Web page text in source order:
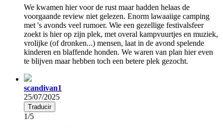
We kwamen hier voor de rust maar hadden helaas de
voorgaande review niet gelezen. Enorm lawaaiige camping
met 's avonds veel rumoer. Wie een gezellige festivalsfeer
zoekt is hier op zijn plek, met overal kampvuurtjes en muziek,
vrolijke (of dronken...) mensen, laat in de avond spelende
kinderen en blaffende honden. We waren van plan hier even
te blijven maar hebben toch een betere plek gezocht.
scandivan1
25/07/2025
Traducir
1/5